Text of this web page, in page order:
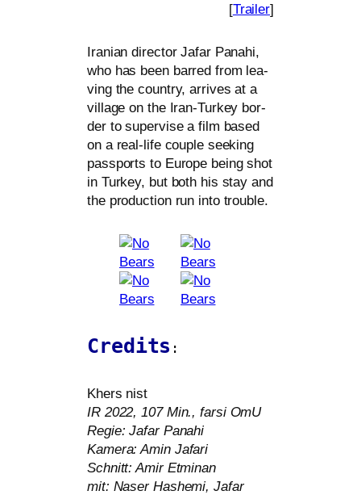
[Trailer]
Iranian direc­tor Jafar Panahi,
who has been bar­red from lea­
ving the coun­try, arri­ves at a
vil­la­ge on the Iran-Turkey bor­
der to super­vi­se a film based
on a real-life cou­ple see­king
pass­ports to Europe being shot
in Turkey, but both his stay and
the pro­duc­tion run into trouble.
Credits :
Khers nist
IR2022, 107 Min., far­si OmU
Regie: Jafar Panahi
Kamera: Amin Jafari
Schnitt: Amir Etminan
mit: Naser Hashemi, Jafar